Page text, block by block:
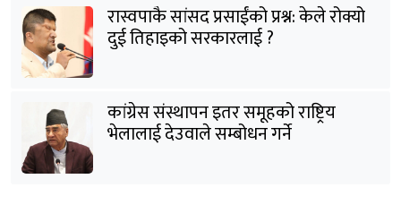
रास्वपाकै सांसद प्रसाईंको प्रश्न: केले रोक्यो
दुई तिहाइको सरकारलाई ?
कांग्रेस संस्थापन इतर समूहको राष्ट्रिय
भेलालाई देउवाले सम्बोधन गर्ने